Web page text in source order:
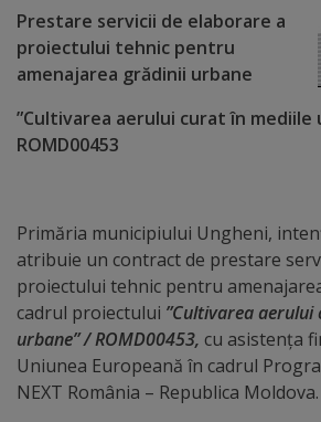
Deținători
ai
„Merite
Ungheni”
Diplome
de
Excelență
Prestare servicii de elaborare a
proiectului tehnic pentru
amenajarea grădinii urbane
”Cultivarea aerului curat în mediile
ROMD00453
Primăria municipiului Ungheni,
atribuie un contract de prestare
proiectului tehnic pentru
cadrul proiectului ”Cultivarea
urbane” / ROMD00453, cu asistența
Uniunea Europeană în cadrul
NEXT România – Republica Moldova.